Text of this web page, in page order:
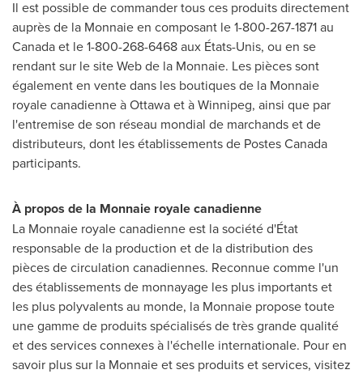
Il est possible de commander tous ces produits directement
auprès de la Monnaie en composant le 1-800-267-1871 au
Canada et le 1-800-268-6468 aux États-Unis, ou en se
rendant sur le site Web de la Monnaie. Les pièces sont
également en vente dans les boutiques de la Monnaie
royale canadienne àOttawaet àWinnipeg, ainsi que par
l'entremise de son réseau mondial de marchands et de
distributeurs, dont les établissements de Postes Canada
participants.
À propos de la Monnaie royale canadienne
La Monnaie royale canadienne est la société d'État
responsable de la production et de la distribution des
pièces de circulation canadiennes. Reconnue comme l'un
des établissements de monnayage les plus importants et
les plus polyvalents au monde, la Monnaie propose toute
une gamme de produits spécialisés de très grande qualité
et des services connexes à l'échelle internationale. Pour en
savoir plus sur la Monnaie et ses produits et services, visitez